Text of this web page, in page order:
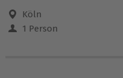
Köln
1 Person